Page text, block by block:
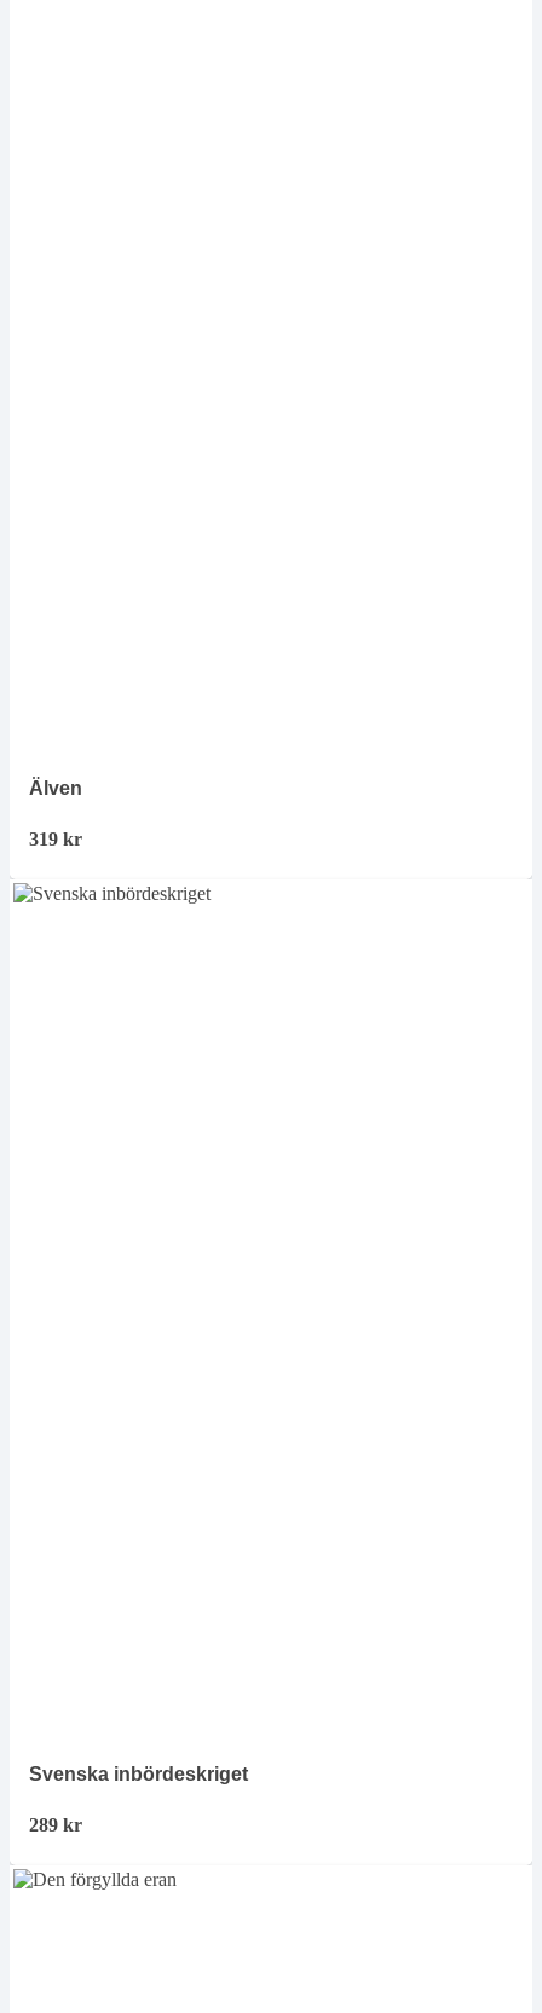
Älven
319 kr
Svenska inbördeskriget
289 kr